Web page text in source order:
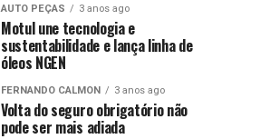
AUTO PEÇAS 3 anos ago
Motul une tecnologia e
sustentabilidade e lança linha de
óleos NGEN
FERNANDO CALMON 3 anos ago
Volta do seguro obrigatório não
pode ser mais adiada